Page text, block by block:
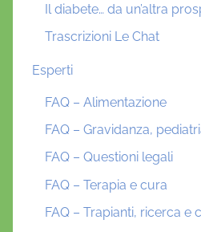
Il diabete… da un’altra
Trascrizioni Le Chat
Esperti
FAQ – Alimentazione
FAQ – Gravidanza,
FAQ – Questioni legali
FAQ – Terapia e cura
FAQ – Trapianti, ricerca e